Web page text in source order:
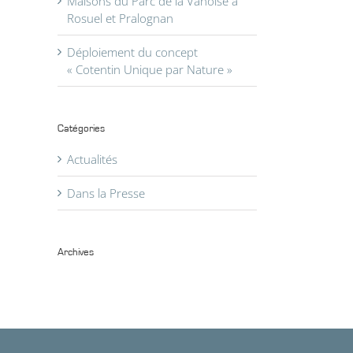
Rosuel et Pralognan
Déploiement du concept
« Cotentin Unique par Nature »
Catégories
Actualités
Dans la Presse
Archives